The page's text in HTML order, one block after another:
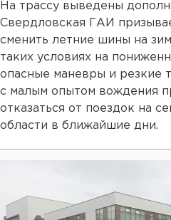
На трассу выведены
Свердловская ГАИ
сменить летние шины на
таких условиях на
опасные маневры и резкие
с малым опытом вождения
отказаться от поездок на
области в ближайшие дни.